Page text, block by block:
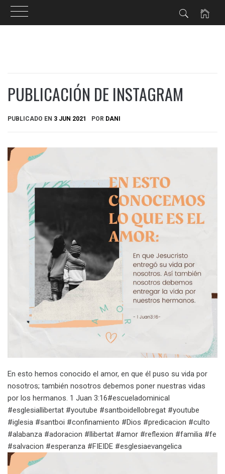
PUBLICACIÓN DE INSTAGRAM
PUBLICADO EN 3 JUN 2021 POR DANI
En esto hemos conocido el amor, en que él puso su vida por
nosotros; también nosotros debemos poner nuestras vidas
por los hermanos. 1 Juan 3:16#escueladominical
#esglesiallibertat #youtube #santboidellobregat #youtube
#iglesia #santboi #confinamiento #Dios #predicacion #culto
#alabanza #adoracion #llibertat #amor #reflexion #familia #fe
#salvacion #esperanza #FIEIDE #esglesiaevangelica